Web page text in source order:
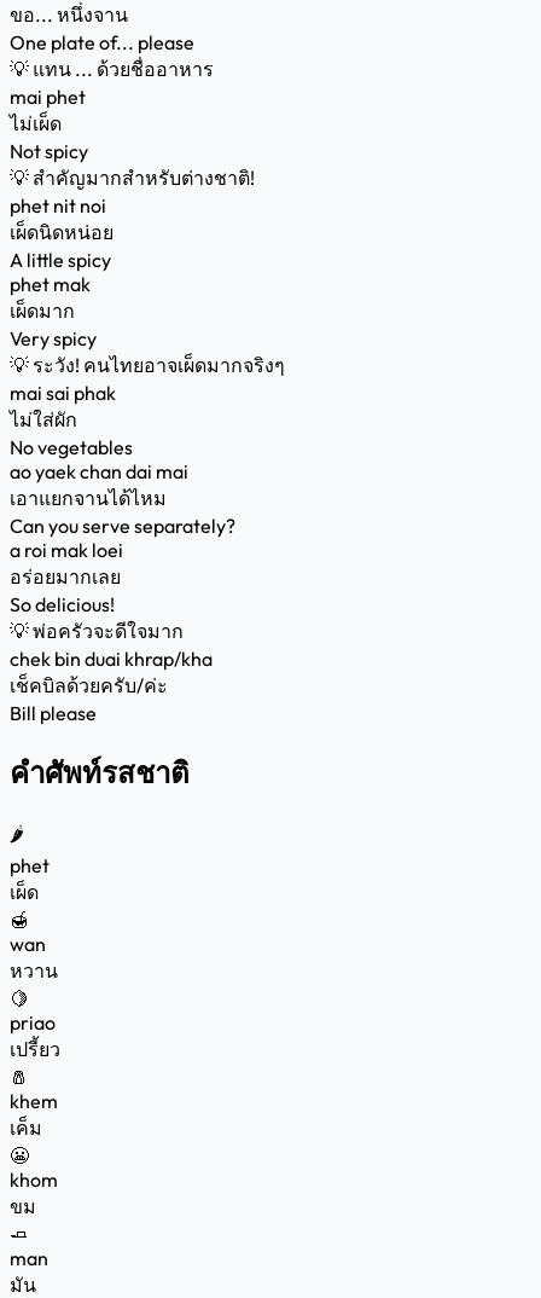
ขอ... หนึ่งจาน
One plate of... please
💡 แทน ... ด้วยชื่ออาหาร
mai phet
ไม่เผ็ด
Not spicy
💡 สำคัญมากสำหรับต่างชาติ!
phet nit noi
เผ็ดนิดหน่อย
A little spicy
phet mak
เผ็ดมาก
Very spicy
💡 ระวัง! คนไทยอาจเผ็ดมากจริงๆ
mai sai phak
ไม่ใส่ผัก
No vegetables
ao yaek chan dai mai
เอาแยกจานได้ไหม
Can you serve separately?
a roi mak loei
อร่อยมากเลย
So delicious!
💡พ่อครัวจะดีใจมาก
chek bin duai khrap/kha
เช็คบิลด้วยครับ/ค่ะ
Bill please
คำศัพท์รสชาติ
🌶️
phet
เผ็ด
🍯
wan
หวาน
🍋
priao
เปรี้ยว
🧂
khem
เค็ม
😬
khom
ขม
🧈
man
มัน